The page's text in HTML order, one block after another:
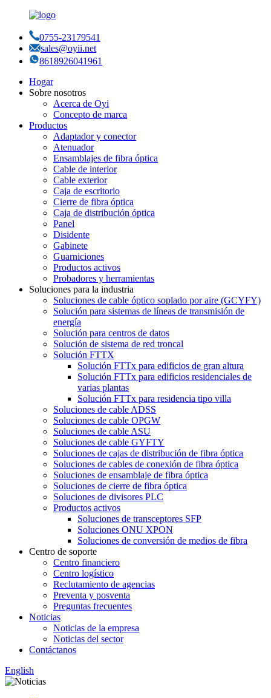
0755-23179541
sales@oyii.net
8618926041961
Hogar
Sobre nosotros
Acerca de Oyi
Concepto de marca
Productos
Adaptador y conector
Atenuador
Ensamblajes de fibra óptica
Cable de interior
Cable exterior
Caja de escritorio
Cierre de fibra óptica
Caja de distribución óptica
Panel
Disidente
Gabinete
Guarniciones
Productos activos
Probadores y herramientas
Soluciones para la industria
Soluciones de cable óptico soplado por aire (GCYFY)
Solución para sistemas de líneas de transmisión de
energía
Solución para centros de datos
Solución de sistema de red troncal
Solución FTTX
Solución FTTx para edificios de gran altura
Solución FTTx para edificios residenciales de
varias plantas
Solución FTTx para residencia tipo villa
Soluciones de cable ADSS
Soluciones de cable OPGW
Soluciones de cable ASU
Soluciones de cable GYFTY
Soluciones de cajas de distribución de fibra óptica
Soluciones de cables de conexión de fibra óptica
Soluciones de ensamblaje de fibra óptica
Soluciones de cierre de fibra óptica
Soluciones de divisores PLC
Productos activos
Soluciones de transceptores SFP
Soluciones ONU XPON
Soluciones de conversión de medios de fibra
Centro de soporte
Centro financiero
Centro logístico
Reclutamiento de agencias
Preventa y posventa
Preguntas frecuentes
Noticias
Noticias de la empresa
Noticias del sector
Contáctanos
English